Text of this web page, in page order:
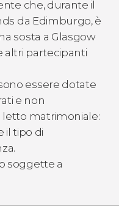
che, durante il
da Edimburgo, è
sosta a Glasgow
altri partecipanti
essere dotate
e non
letto matrimoniale:
il tipo di
soggette a